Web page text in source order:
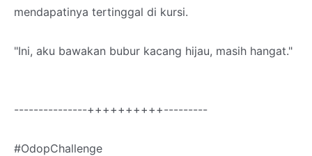
mendapatinya tertinggal di kursi.
"Ini, aku bawakan bubur kacang hijau, masih hangat."
---------------++++++++++---------
#OdopChallenge